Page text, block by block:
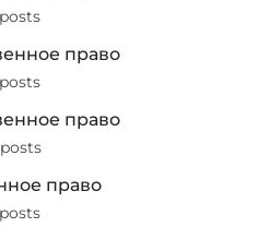
право
право
право